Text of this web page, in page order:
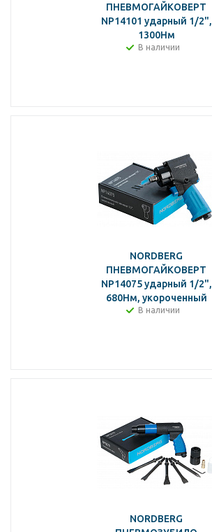
ПНЕВМОГАЙКОВЕРТ
NP14101 ударный 1/2",
1300Нм
В наличии
NORDBERG
ПНЕВМОГАЙКОВЕРТ
NP14075 ударный 1/2",
680Нм, укороченный
В наличии
NORDBERG